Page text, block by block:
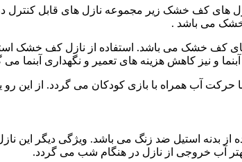
کف خشک زیر مجموعه نازل های قابل کنترل در
خشک می باشد .
کف خشک می باشد. استفاده از نازل کف خشک
نیز کاهش هزینه های تعمیر و نگهداری آبنما می
آب همراه با بازی کودکان می گردد. از این
آب خروجی از نازل در هنگام شب می گردد.